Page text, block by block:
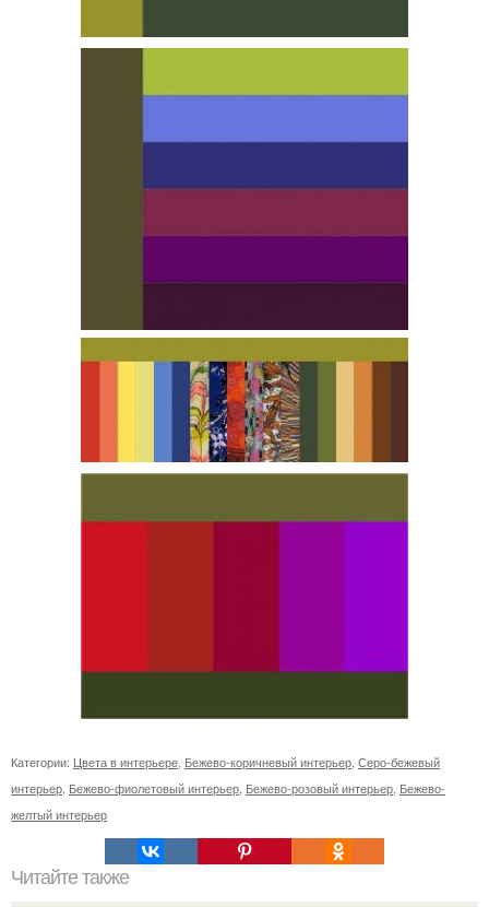
Категории: Цвета в интерьере Бежево-коричневый интерьер Серо-бежевый
интерьер Бежево-фиолетовый интерьер Бежево-розовый интерьер Бежево-
желтый интерьер
Читайте также